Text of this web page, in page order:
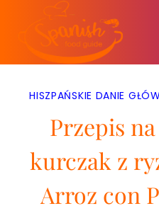
treści
HISZPAŃSKIE DANIE
Przepis
kurczak z
Arroz con